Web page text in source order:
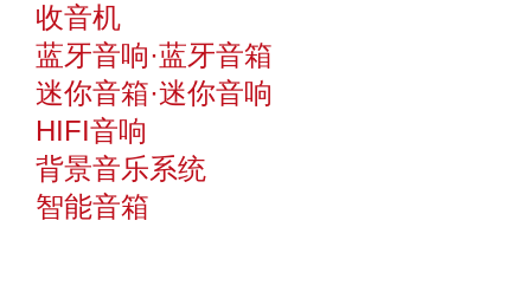
收音机
蓝牙音响·蓝牙音箱
迷你音箱·迷你音响
HIFI音响
背景音乐系统
智能音箱